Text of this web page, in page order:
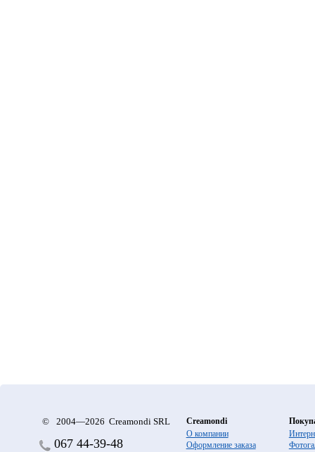
© 2004—2026 Creamondi SRL
067 44-39-48
Creamondi
О компании
Оформление заказа